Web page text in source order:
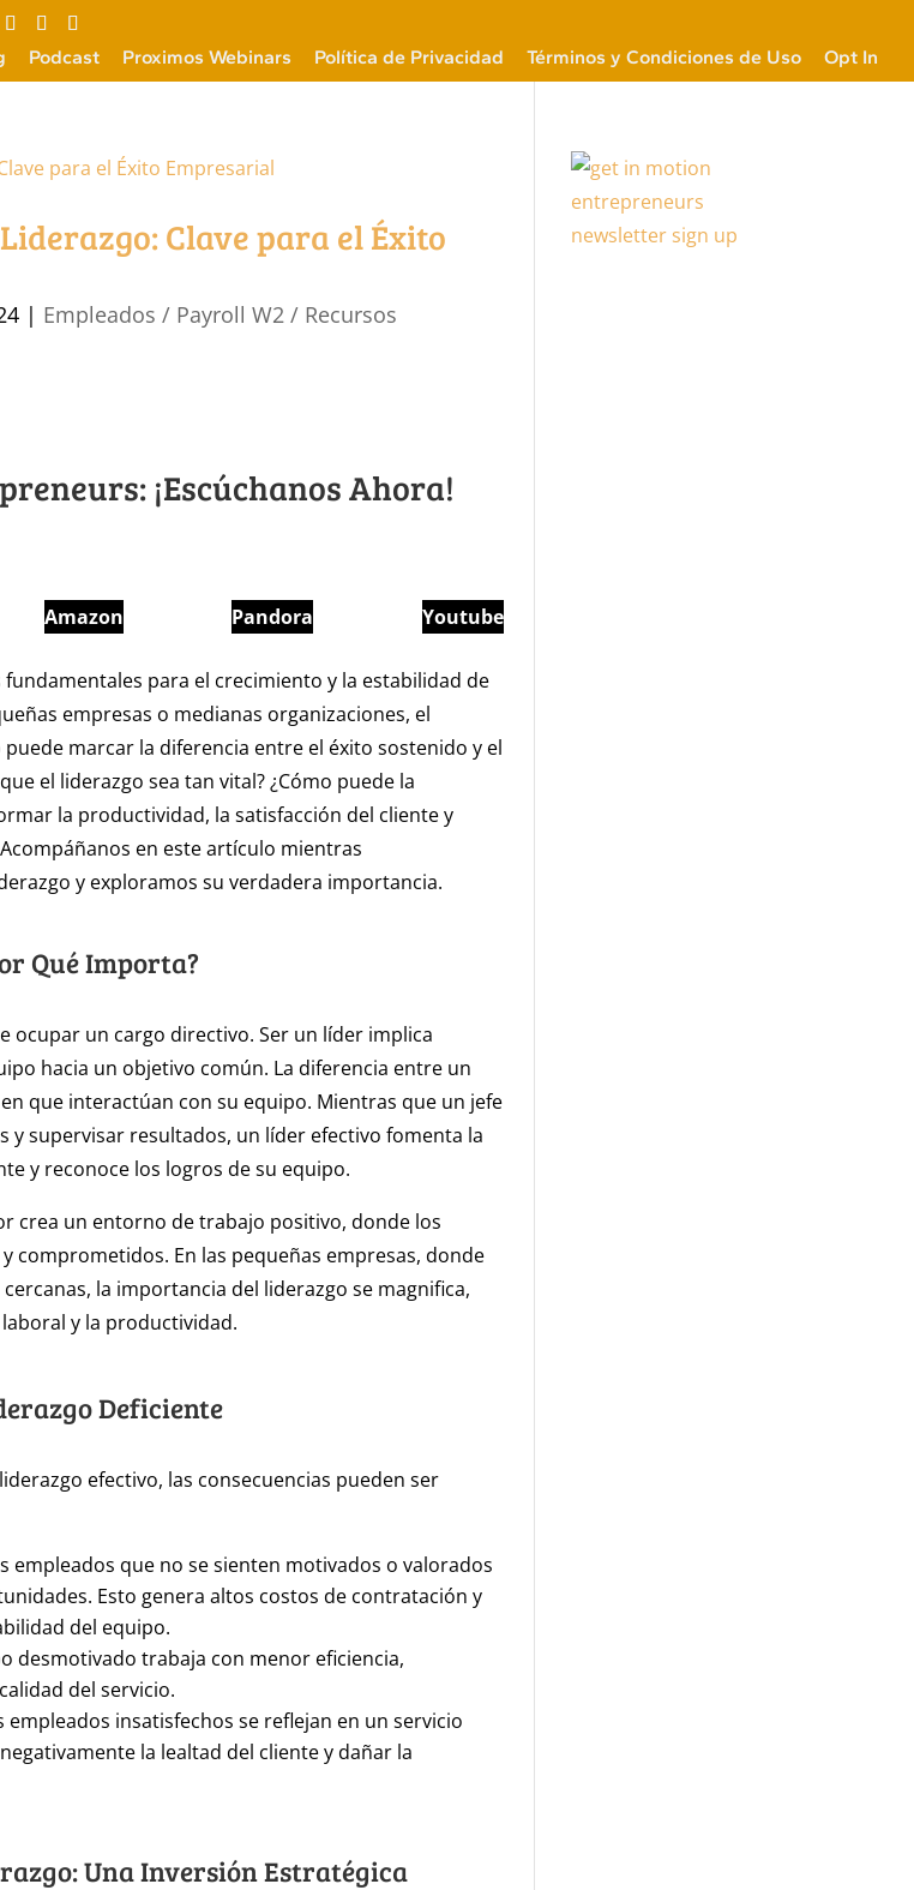
Podcast Proximos Webinars Política de Privacidad Términos y Condiciones de Uso Opt In
Clave para el Éxito
| Empleados / Payroll W2 / Recursos
¡Escúchanos Ahora!
Amazon Pandora Youtube
para el crecimiento y la estabilidad de
empresas o medianas organizaciones, el
marcar la diferencia entre el éxito sostenido y el
el liderazgo sea tan vital? ¿Cómo puede la
la productividad, la satisfacción del cliente y
en este artículo mientras
y exploramos su verdadera importancia.
Qué Importa?
ocupar un cargo directivo. Ser un líder implica
hacia un objetivo común. La diferencia entre un
que interactúan con su equipo. Mientras que un jefe
y supervisar resultados, un líder efectivo fomenta la
y reconoce los logros de su equipo.
crea un entorno de trabajo positivo, donde los
comprometidos. En las pequeñas empresas, donde
la importancia del liderazgo se magnifica,
y la productividad.
Deficiente
efectivo, las consecuencias pueden ser
empleados que no se sienten motivados o valorados
Esto genera altos costos de contratación y
del equipo.
desmotivado trabaja con menor eficiencia,
del servicio.
empleados insatisfechos se reflejan en un servicio
la lealtad del cliente y dañar la
Una Inversión Estratégica